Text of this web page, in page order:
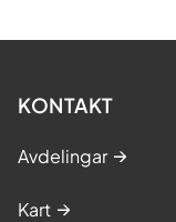
KONTAKT
Avdelingar
Kart